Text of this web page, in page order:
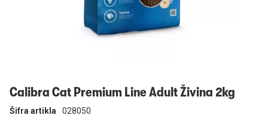
Calibra Cat Premium Line Adult Živina 2kg
Šifra artikla 028050